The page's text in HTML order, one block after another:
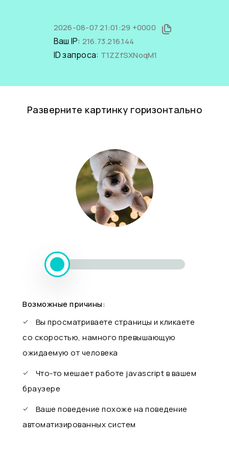
2026-08-07 21:01:29 +0000
Ваш IP: 216.73.216.144
ID запроса: T1ZZfSXNoqM1
Разверните картинку горизонтально
Возможные причины:
Вы просматриваете страницы и кликаете
со скоростью, намного превышающую
ожидаемую от человека
Что-то мешает работе javascript в вашем
браузере
Ваше поведение похоже на поведение
автоматизированных систем